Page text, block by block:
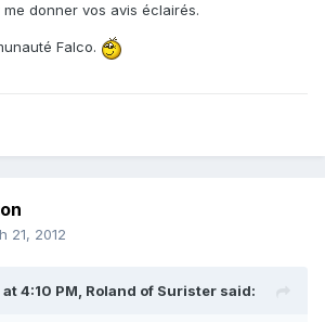
donner vos avis éclairés.
Falco.
21, 2012
4:10 PM, Roland of Surister said: